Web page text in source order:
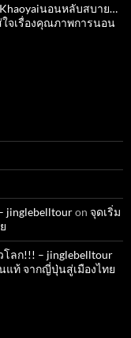
นอนหลับสบาย…
จเรื่องคุณภาพการนอน
jinglebelltouron จุดเริ่ม
ลก!!! – jinglebelltour
แท้ จากญี่ปุ่นสู่เมืองไทย